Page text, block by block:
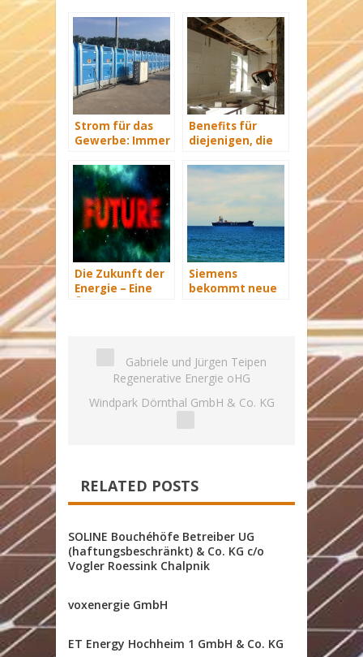
Strom für das
Gewerbe: Immer
versorgt
Benefits für
diejenigen, die
sanieren
Die Zukunft der
Energie – Eine
Siemens
bekommt neue
Gabriele und Jürgen Teipen
Regenerative Energie oHG
Windpark Dörnthal GmbH & Co. KG
RELATED POSTS
SOLINE Bouchéhöfe Betreiber UG
(haftungsbeschränkt) & Co. KG c/o
Vogler Roessink Chalpnik
voxenergie GmbH
ET Energy Hochheim 1 GmbH & Co. KG